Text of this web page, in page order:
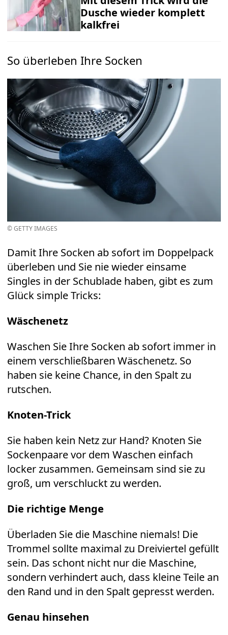
Dusche wieder komplett
kalkfrei
So überleben Ihre Socken
© GETTY IMAGES
Damit Ihre Socken ab sofort im Doppelpack
überleben und Sie nie wieder einsame
Singles in der Schublade haben, gibt es zum
Glück simple Tricks:
Wäschenetz
Waschen Sie Ihre Socken ab sofort immer in
einem verschließbaren Wäschenetz. So
haben sie keine Chance, in den Spalt zu
rutschen.
Knoten-Trick
Sie haben kein Netz zur Hand? Knoten Sie
Sockenpaare vor dem Waschen einfach
locker zusammen. Gemeinsam sind sie zu
groß, um verschluckt zu werden.
Die richtige Menge
Überladen Sie die Maschine niemals! Die
Trommel sollte maximal zu Dreiviertel gefüllt
sein. Das schont nicht nur die Maschine,
sondern verhindert auch, dass kleine Teile an
den Rand und in den Spalt gepresst werden.
Genau hinsehen